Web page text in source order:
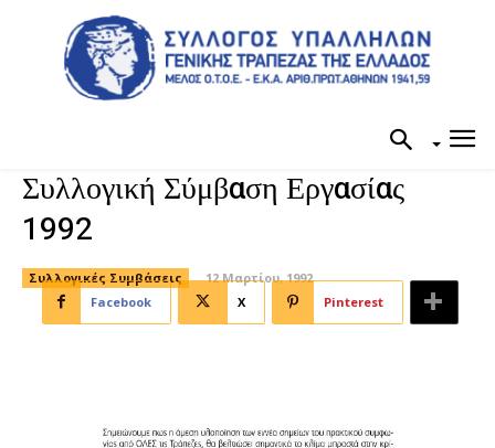
Συλλογική Σύμβαση Εργασίας
1992
Συλλογικές Συμβάσεις
12 Μαρτίου, 1992
Facebook
X Pinterest